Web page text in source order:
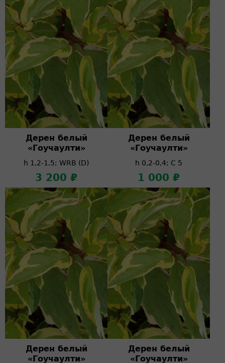
Дерен белый
«Гоучаулти»
h 1,2-1,5; WRB (D)
3 200 ₽
Дерен белый
«Гоучаулти»
h 0,2-0,4; C 5
1 000 ₽
Дерен белый
«Гоучаулти»
Дерен белый
«Гоучаулти»